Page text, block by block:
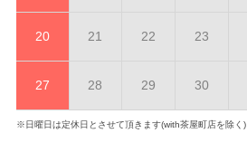
20 21 22 23
27 28 29 30
※日曜日は定休日とさせて頂きます(with茶屋町店を除く)